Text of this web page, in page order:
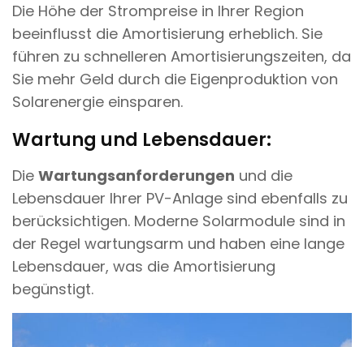
Die Höhe der Strompreise in Ihrer Region
beeinflusst die Amortisierung erheblich. Sie
führen zu schnelleren Amortisierungszeiten, da
Sie mehr Geld durch die Eigenproduktion von
Solarenergie einsparen.
Wartung und Lebensdauer:
Die Wartungsanforderungen und die
Lebensdauer Ihrer PV-Anlage sind ebenfalls zu
berücksichtigen. Moderne Solarmodule sind in
der Regel wartungsarm und haben eine lange
Lebensdauer, was die Amortisierung
begünstigt.